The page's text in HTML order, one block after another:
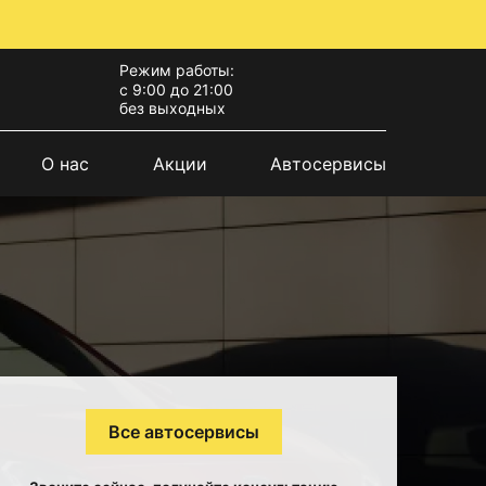
Режим работы:
с 9:00 до 21:00
без выходных
О нас Акции Автосервисы
Все автосервисы